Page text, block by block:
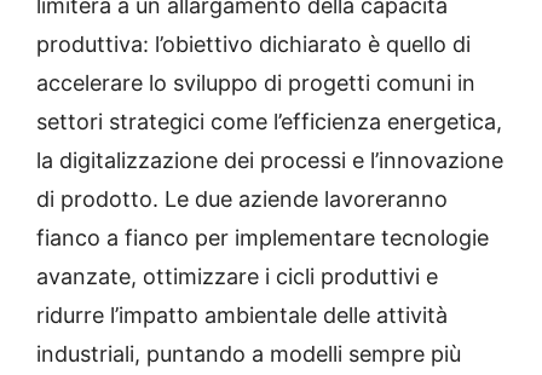
limiterà a un allargamento della capacità
produttiva: l’obiettivo dichiarato è quello di
accelerare lo sviluppo di progetti comuni in
settori strategici come l’efficienza energetica,
la digitalizzazione dei processi e l’innovazione
di prodotto. Le due aziende lavoreranno
fianco a fianco per implementare tecnologie
avanzate, ottimizzare i cicli produttivi e
ridurre l’impatto ambientale delle attività
industriali, puntando a modelli sempre più